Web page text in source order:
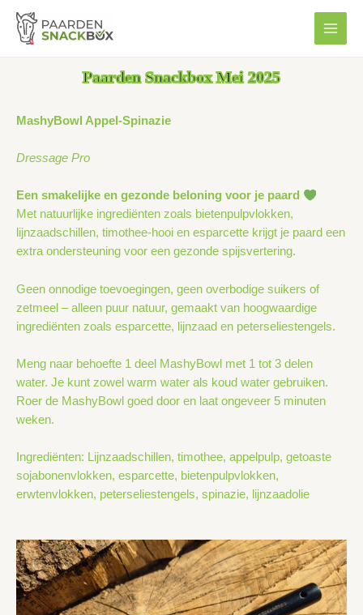
naar
MAIN
Paarden Snackbox Mei 2025
MashyBowl Appel-Spinazie
Dressage Pro
Een smakelijke en gezonde beloning voor je paard
Met natuurlijke ingrediënten zoals bietenpulpvlokken,
lijnzaadschillen, timothee-hooi en esparcette krijgt je paard een
extra ondersteuning voor een gezonde spijsvertering.
Geen onnodige toevoegingen, geen overbodige suikers of
zetmeel – alleen puur natuur, gemaakt van hoogwaardige
ingrediënten zoals esparcette, lijnzaad en peterseliestengels.
Meng naar behoefte 1 deel MashyBowl met 1 tot 3 delen
water. Je kunt zowel warm water als koud water gebruiken.
Roer de MashyBowl goed door en laat ongeveer 5 minuten
weken.
Ingrediënten: Lijnzaadschillen, timothee, appelpulp, getoaste
sojabonenvlokken, esparcette, bietenpulpvlokken,
erwtenvlokken, peterseliestengels, spinazie, lijnzaadolie